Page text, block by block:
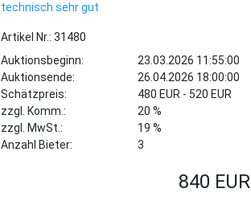
technisch sehr gut
Artikel Nr.: 31480
Auktionsbeginn:
23.03.2026 11:55:00
Auktionsende:
26.04.2026 18:00:00
Schätzpreis:
480 EUR - 520 EUR
zzgl. Komm.:
20 %
zzgl. MwSt.:
19 %
Anzahl Bieter:
3
840 EUR